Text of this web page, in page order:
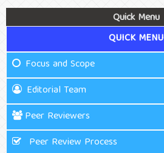
Quick Menu
QUICK MENU
Focus and Scope
Editorial Team
Peer Reviewers
Peer Review Process